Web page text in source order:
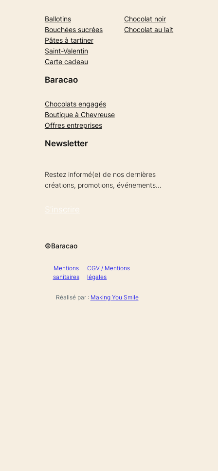
Ballotins
Bouchées sucrées
Pâtes à tartiner
Saint-Valentin
Carte cadeau
Chocolat noir
Chocolat au lait
Baracao
Chocolats engagés
Boutique à Chevreuse
Offres entreprises
Newsletter
Restez informé(e) de nos dernières
créations, promotions, événements…
S’inscrire
©Baracao
Mentions
sanitaires
CGV / Mentions
légales
Réalisé par : Making You Smile